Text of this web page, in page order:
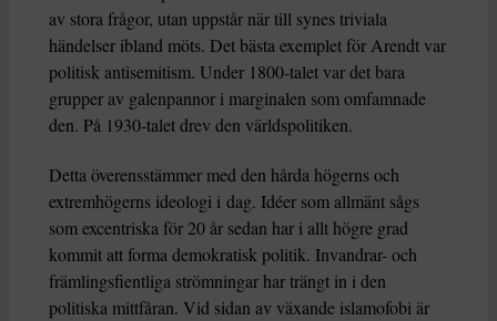
av stora frågor, utan uppstår när till synes triviala
händelser ibland möts. Det bästa exemplet för Arendt var
politisk antisemitism. Under 1800-talet var det bara
grupper av galenpannor i marginalen som omfamnade
den. På 1930-talet drev den världspolitiken.
Detta överensstämmer med den hårda högerns och
extremhögerns ideologi i dag. Idéer som allmänt sågs
som excentriska för 20 år sedan har i allt högre grad
kommit att forma demokratisk politik. Invandrar- och
främlingsfientliga strömningar har trängt in i den
politiska mittfåran. Vid sidan av växande islamofobi är